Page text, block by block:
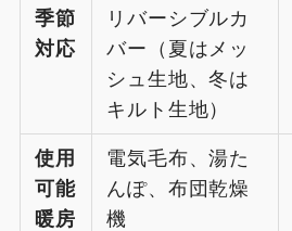
季節
対応
リバーシブルカ
バー（夏はメッ
シュ生地、冬は
キルト生地）
使用
可能
暖房
電気毛布、湯た
んぽ、布団乾燥
機